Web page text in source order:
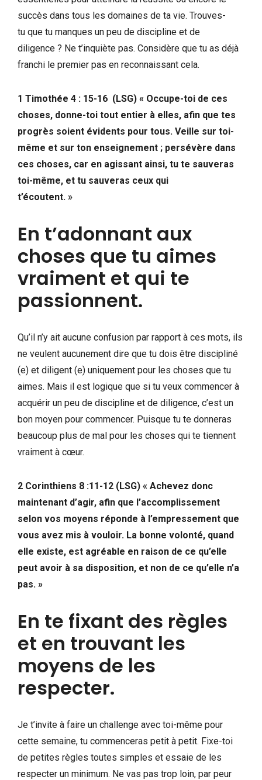
succès dans tous les domaines de ta vie. Trouves-
tu que tu manques un peu de discipline et de
diligence ? Ne t’inquiète pas. Considère que tu as déjà
franchi le premier pas en reconnaissant cela.
1 Timothée 4 : 15-16 (LSG) « Occupe-toi de ces
choses, donne-toi tout entier à elles, afin que tes
progrès soient évidents pour tous. Veille sur toi-
même et sur ton enseignement ; persévère dans
ces choses, car en agissant ainsi, tu te sauveras
toi-même, et tu sauveras ceux qui
t’écoutent. »
En t’adonnant aux
choses que tu aimes
vraiment et qui te
passionnent.
Qu’il n’y ait aucune confusion par rapport à ces mots, ils
ne veulent aucunement dire que tu dois être discipliné
(e) et diligent (e) uniquement pour les choses que tu
aimes. Mais il est logique que si tu veux commencer à
acquérir un peu de discipline et de diligence, c’est un
bon moyen pour commencer. Puisque tu te donneras
beaucoup plus de mal pour les choses qui te tiennent
vraiment à cœur.
2 Corinthiens 8 :11-12 (LSG) « Achevez donc
maintenant d’agir, afin que l’accomplissement
selon vos moyens réponde à l’empressement que
vous avez mis à vouloir. La bonne volonté, quand
elle existe, est agréable en raison de ce qu’elle
peut avoir à sa disposition, et non de ce qu’elle n’a
pas. »
En te fixant des règles
et en trouvant les
moyens de les
respecter.
Je t’invite à faire un challenge avec toi-même pour
cette semaine, tu commenceras petit à petit. Fixe-toi
de petites règles toutes simples et essaie de les
respecter un minimum. Ne vas pas trop loin, par peur